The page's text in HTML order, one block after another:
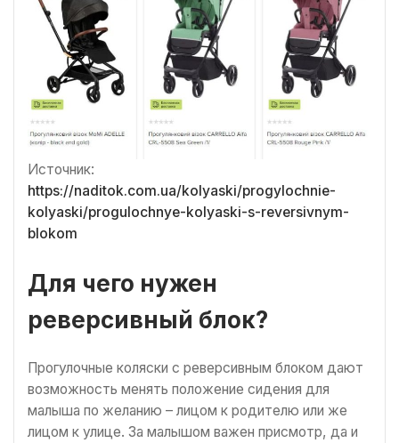
Источник:
https://naditok.com.ua/kolyaski/progylochnie-
kolyaski/progulochnye-kolyaski-s-reversivnym-
blokom
Для чего нужен
реверсивный блок?
Прогулочные коляски с реверсивным блоком дают
возможность менять положение сидения для
малыша по желанию – лицом к родителю или же
лицом к улице. За малышом важен присмотр, да и